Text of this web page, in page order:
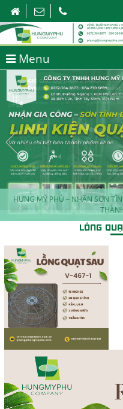
Menu
HƯNG MỸ PHÚ – NHẬN SƠN
LỒNG